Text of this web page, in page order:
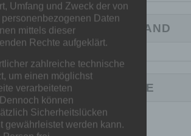
Unser
Das gilt
Mieten und
das
04321.853
unter
ansehen
Fliesen
Zentral
ZUSTAND
KARTE
Umfang und Zweck der von
Daten
mittels dieser
Rechte aufgeklärt.
zahlreiche technische
um einen möglichst
verarbeiteten
können
Sicherheitslücken
gewährleistet werden kann.